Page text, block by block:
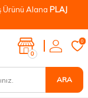
Ürünü Alana PLAJ
ARA
0
0